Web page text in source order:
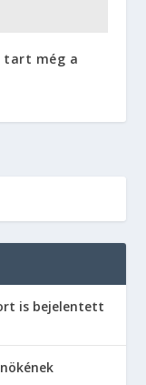
tart még a
is bejelentett